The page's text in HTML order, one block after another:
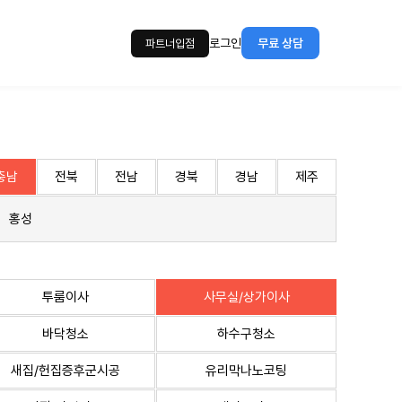
파트너입점 로그인 무료 상담
남 전북 전남 경북 경남 제주
홍성
투룸이사 사무실/상가이사
바닥청소 하수구청소
새집/헌집증후군시공 유리막나노코팅